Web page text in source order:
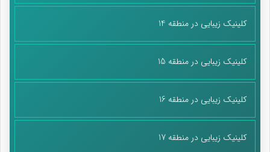
کلینیک زیبایی در منطقه 14
کلینیک زیبایی در منطقه 15
کلینیک زیبایی در منطقه 16
کلینیک زیبایی در منطقه 17